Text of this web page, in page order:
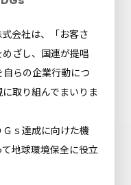
会社は、「お客さ
ざし、国連が提唱
らの企業行動につ
取り組んでまいりま
ｓ達成に向けた機
地球環境保全に役立